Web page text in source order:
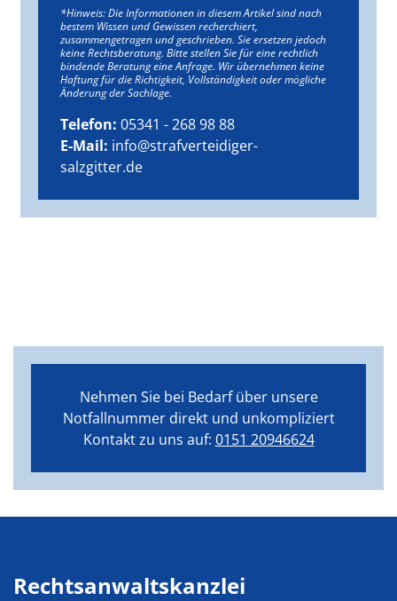
*Hinweis: Die Informationen in diesem Artikel sind nach
bestem Wissen und Gewissen recherchiert,
zusammengetragen und geschrieben. Sie ersetzen jedoch
keine Rechtsberatung. Bitte stellen Sie für eine rechtlich
bindende Beratung eine Anfrage. Wir übernehmen keine
Haftung für die Richtigkeit, Vollständigkeit oder mögliche
Änderung der Sachlage.
Telefon: 05341 - 268 98 88
E-Mail: info@strafverteidiger-
salzgitter.de
Nehmen Sie bei Bedarf über unsere
Notfallnummer direkt und unkompliziert
Kontakt zu uns auf: 0151 20946624
Rechtsanwaltskanzlei